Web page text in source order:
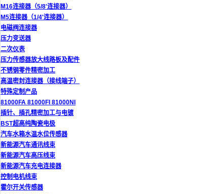
M16连接器（5/8'连接器）
M5连接器（1/4'连接器）
电磁阀连接器
压力变送器
二次仪表
压力传感器放大线路板及配件
不锈钢零件精密加工
高温密封连接器（接线端子）
特殊定制产品
81000FA 81000FI 81000NI
插针、插孔精密加工与电镀
BST超高纯陶瓷电极
汽车水箱水温水位传感器
新能源汽车通讯线束
新能源汽车高压线束
新能源汽车充电连接器
控制电机线束
霍尔开关传感器